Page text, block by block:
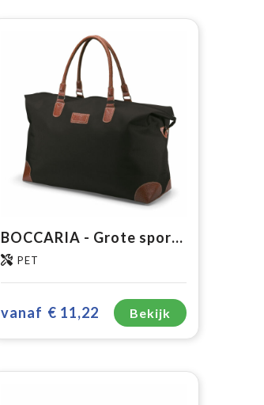
BOCCARIA - Grote sport-of reistas
PET
vanaf € 11,22 Bekijk